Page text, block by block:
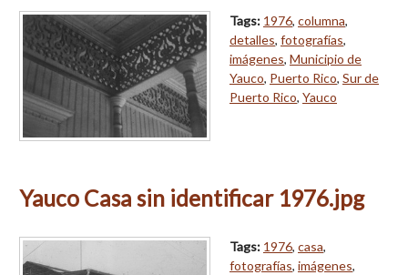
Tags: 1976, columna,
detalles, fotografías,
imágenes, Municipio de
Yauco, Puerto Rico, Sur de
Puerto Rico, Yauco
Yauco Casa sin identificar 1976.jpg
Tags: 1976, casa,
fotografías, imágenes,